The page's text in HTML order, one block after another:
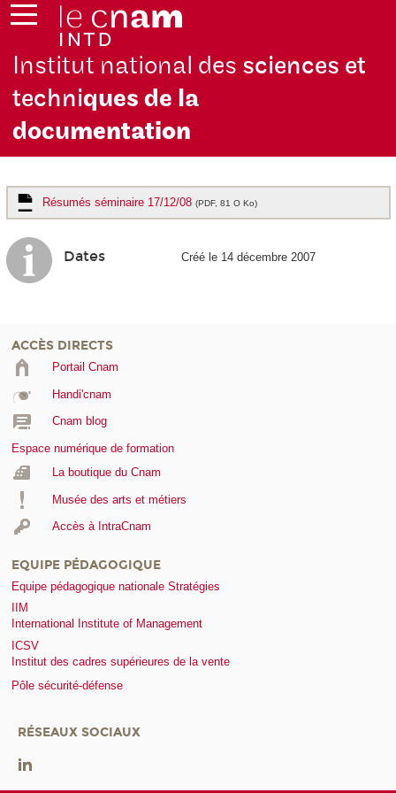
Institut national des sciences et
techniques de la
documentation
Résumés séminaire 17/12/08 (PDF, 81 O Ko)
Dates Créé le 14 décembre 2007
ACCÈS DIRECTS
Portail Cnam
Handi'cnam
Cnam blog
Espace numérique de formation
La boutique du Cnam
Musée des arts et métiers
Accès à IntraCnam
EQUIPE PÉDAGOGIQUE
Equipe pédagogique nationale Stratégies
IIM
International Institute of Management
ICSV
Institut des cadres supérieures de la vente
Pôle sécurité-défense
RÉSEAUX SOCIAUX